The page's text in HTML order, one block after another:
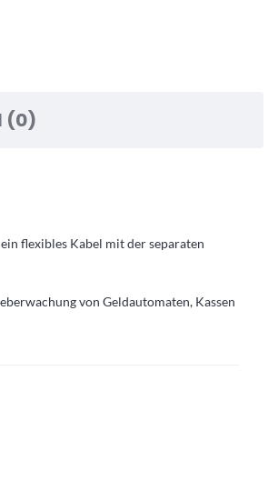
(0)
flexibles Kabel mit der separaten
von Geldautomaten, Kassen